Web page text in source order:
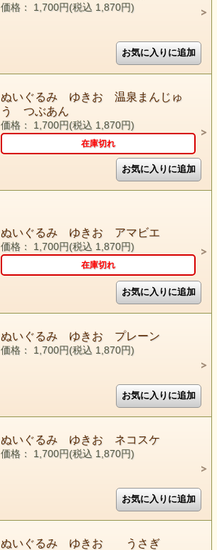
価格： 1,700円(税込 1,870円)
ぬいぐるみ ゆきお 温泉まんじゅ
う つぶあん
価格： 1,700円(税込 1,870円)
在庫切れ
ぬいぐるみ ゆきお アマビエ
価格： 1,700円(税込 1,870円)
在庫切れ
ぬいぐるみ ゆきお プレーン
価格： 1,700円(税込 1,870円)
ぬいぐるみ ゆきお ネコスケ
価格： 1,700円(税込 1,870円)
ぬいぐるみ ゆきお うさぎ